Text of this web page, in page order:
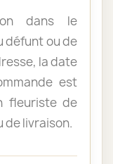
dans le
défunt ou de
la date
est
fleuriste de
de livraison.